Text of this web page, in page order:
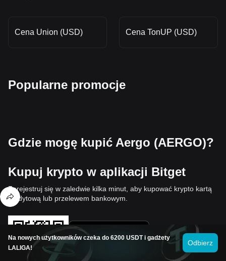
Cena Union (USD) Cena TonUP (USD)
Popularne promocje
Gdzie mogę kupić Aergo (AERGO)?
Kupuj krypto w aplikacji Bitget
Zarejestruj się w zaledwie kilka minut, aby kupować krypto kartą
kredytową lub przelewem bankowym.
Na nowych użytkowników czeka do 6200 USDT i gadżety
LALIGA!
Odbierz